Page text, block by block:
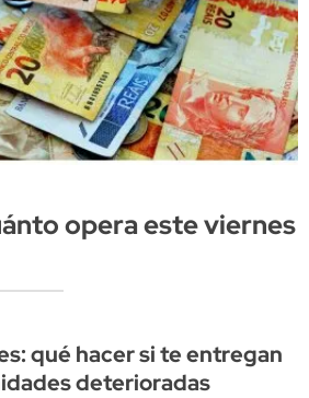
opera este viernes
qué hacer si te entregan
deterioradas